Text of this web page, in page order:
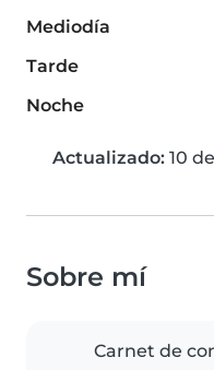
Mediodía
Tarde
Noche
Actualizado: 10
Sobre mí
Carnet de